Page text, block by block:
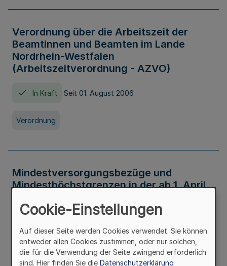
Verordnung über die Arbeitszeit der
Beamtinnen und Beamten im Lande
Nordrhein-Westfalen
(Arbeitszeitverordnung - AZVO)
In Kraft Seit 01. August 2006
Verordnung
Mindestversorgungsbezüge und
Mindesthöchstgrenzen in der ab 1. April
Verwaltungsvorschrift
Cookie-Einstellungen
Auf dieser Seite werden Cookies verwendet. Sie können
entweder allen Cookies zustimmen, oder nur solchen,
die für die Verwendung der Seite zwingend erforderlich
sind. Hier finden Sie die Datenschutzerklärung